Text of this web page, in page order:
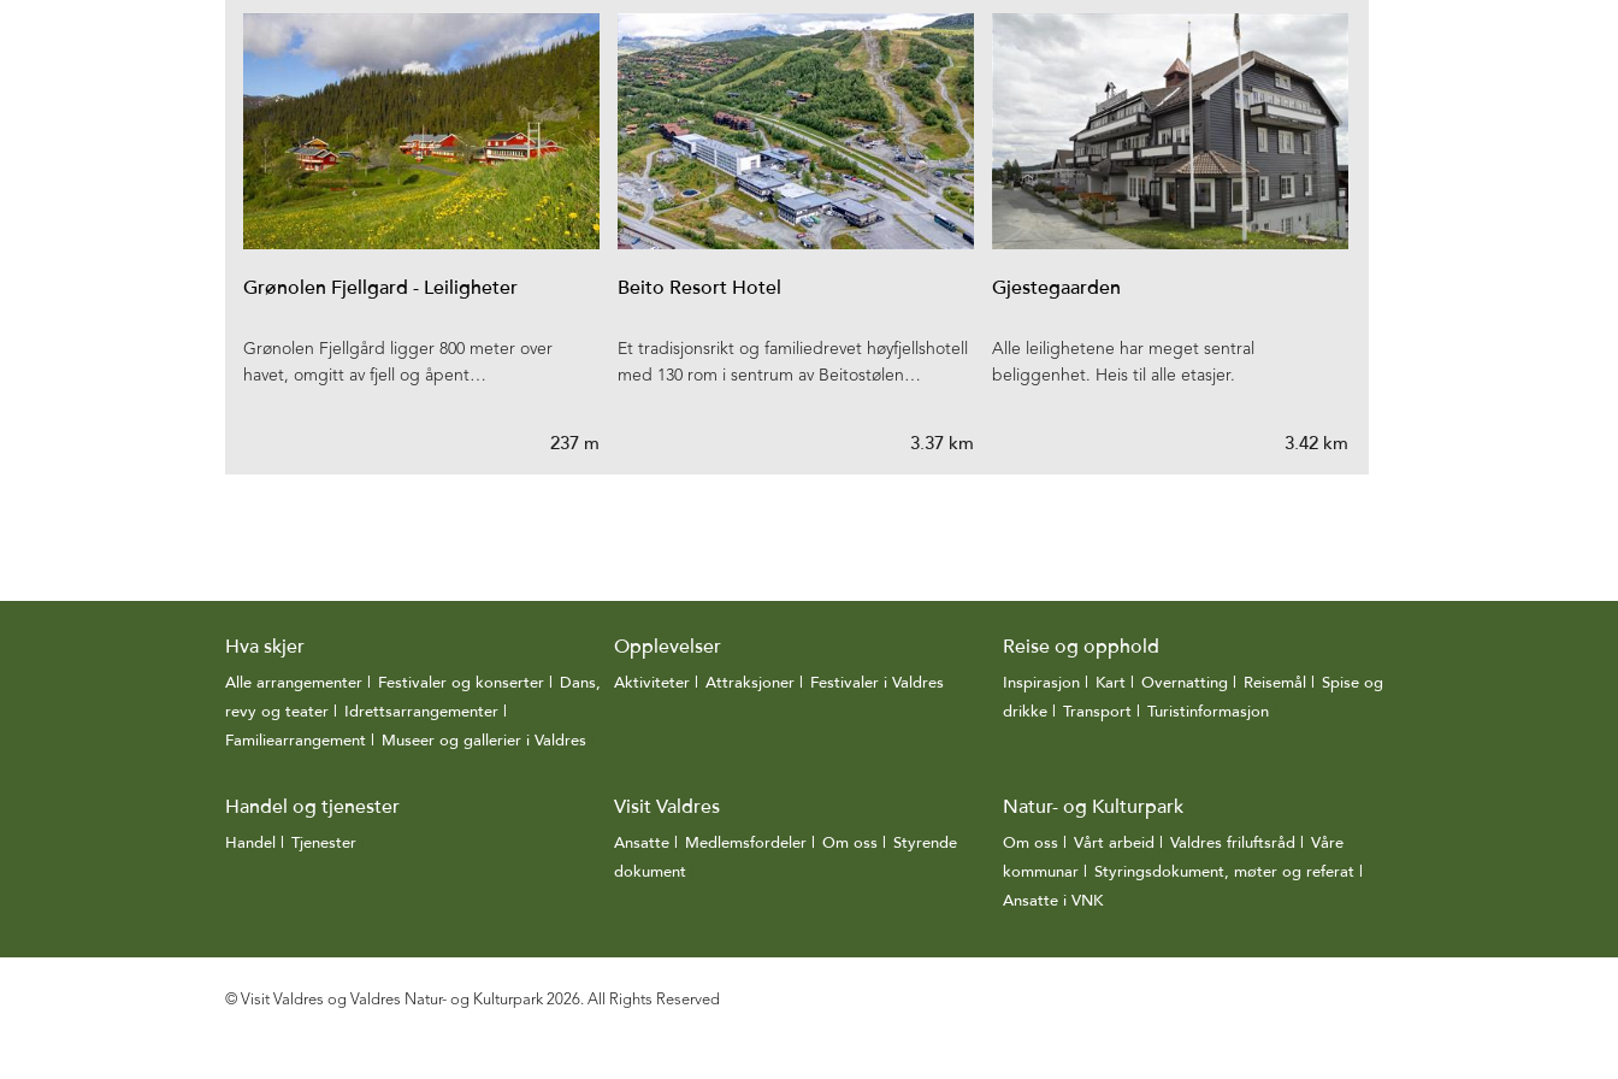
Grønolen Fjellgard - Leiligheter
Grønolen Fjellgård ligger 800 meter over
havet, omgitt av fjell og åpent…
237 m
Beito Resort Hotel
Et tradisjonsrikt og familiedrevet høyfjellshotell
med 130 rom i sentrum av Beitostølen…
3.37 km
Gjestegaarden
Alle leilighetene har meget sentral
beliggenhet. Heis til alle etasjer.
3.42 km
Hva skjer
Alle arrangementer Festivaler og konserter
Dans,
revy og teater
Idrettsarrangementer
Familiearrangement
Museer og gallerier i Valdres
Opplevelser
Aktiviteter Attraksjoner Festivaler i Valdres
Reise og opphold
Inspirasjon Kart Overnatting Reisemål
Spise og
drikke
Transport Turistinformasjon
Handel og tjenester
Handel Tjenester
Visit Valdres
Ansatte Medlemsfordeler Om oss
Styrende
dokument
Natur- og Kulturpark
Om oss Vårt arbeid Valdres friluftsråd
Våre
kommunar
Styringsdokument, møter og referat
Ansatte i VNK|
© Visit Valdres og Valdres Natur- og Kulturpark 2026. All Rights Reserved